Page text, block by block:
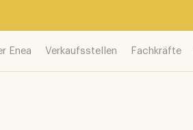
Enea Verkaufsstellen Fachkräfte